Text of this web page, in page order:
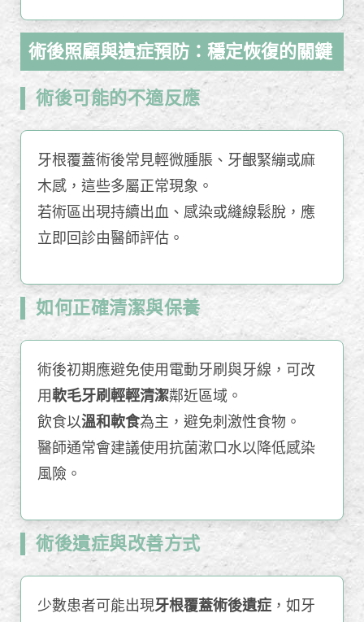
術後照顧與遺症預防：穩定恢復的關鍵
術後可能的不適反應
牙根覆蓋術後常見輕微腫脹、牙齦緊繃或麻
木感，這些多屬正常現象。
若術區出現持續出血、感染或縫線鬆脫，應
立即回診由醫師評估。
如何正確清潔與保養
術後初期應避免使用電動牙刷與牙線，可改
用軟毛牙刷輕輕清潔鄰近區域。
飲食以溫和軟食為主，避免刺激性食物。
醫師通常會建議使用抗菌漱口水以降低感染
風險。
術後遺症與改善方式
少數患者可能出現牙根覆蓋術後遺症 ，如牙